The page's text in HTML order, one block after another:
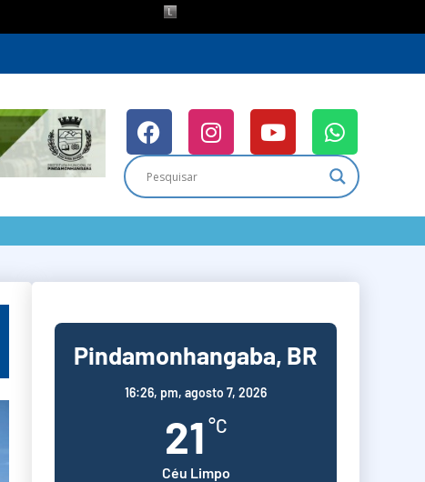
Pindamonhangaba, BR
16:26, pm, agosto 7, 2026
21 °C
Céu Limpo